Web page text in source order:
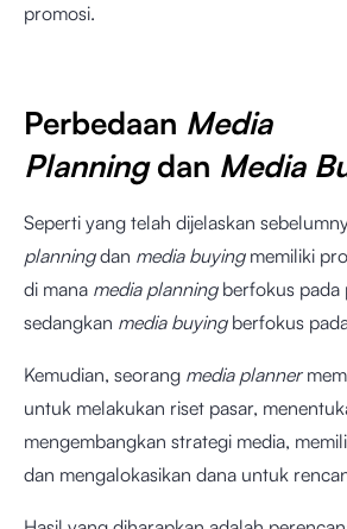
promosi.
Perbedaan Media
Planningdan Media
Seperti yang telah dijelaskan
planningdan media buying memiliki
di mana media planningberfokus pada
sedangkan media buyingberfokus
Kemudian, seorang media planner
untuk melakukan riset pasar,
mengembangkan strategi media,
dan mengalokasikan dana untuk